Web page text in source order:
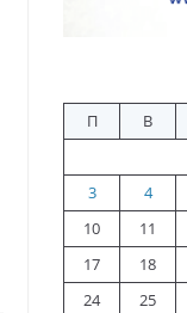
П
В
3
4
10
11
17
18
24
25